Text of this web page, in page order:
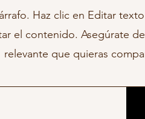
Haz clic en Editar
el contenido. Asegúrate
relevante que quieras